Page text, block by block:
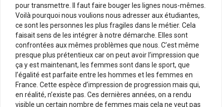
pour transmettre. Il faut faire bouger les lignes nous-mêmes.
Voilà pourquoi nous voulions nous adresser aux étudiantes,
ce sont les personnes les plus fragiles dans le métier. Cela
faisait sens de les intégrer à notre démarche. Elles sont
confrontées aux mêmes problèmes que nous. C’est même
presque plus prétentieux car on peut avoir l’impression que
ça y est maintenant, les femmes sont dans le sport, que
l’égalité est parfaite entre les hommes et les femmes en
France. Cette espèce d’impression de progression mais qui,
en réalité, n’existe pas. Ces dernières années, on a rendu
visible un certain nombre de femmes mais cela ne veut pas